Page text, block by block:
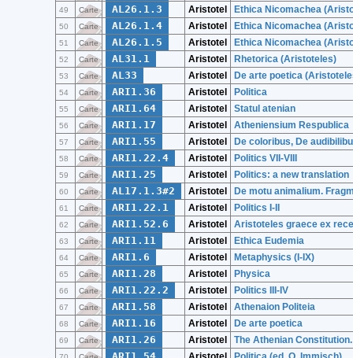
49 Carte AL26.1.3 Aristotel Ethica Nicomachea
50 Carte AL26.1.4 Aristotel Ethica Nicomachea
51 Carte AL26.1.5 Aristotel Ethica Nicomachea
52 Carte AL31.1 Aristotel Rhetorica (Aristoteles)
53 Carte AL33 Aristotel De arte poetica
54 Carte ARI1.36 Aristotel Politica
55 Carte ARI1.64 Aristotel Statul atenian
56 Carte ARI1.17 Aristotel Atheniensium Respublica
57 Carte ARI1.55 Aristotel De coloribus, De
58 Carte ARI1.22.4 Aristotel Politics VII-VIII
59 Carte ARI1.25 Aristotel Politics: a new translation
60 Carte AL17.1.3#2 Aristotel De motu animalium.
61 Carte ARI1.22.1 Aristotel Politics I-II
62 Carte ARI1.52.6 Aristotel Aristoteles graece ex
63 Carte ARI1.11 Aristotel Ethica Eudemia
64 Carte ARI1.6 Aristotel Metaphysics (I-IX)
65 Carte ARI1.28 Aristotel Physica
66 Carte ARI1.22.2 Aristotel Politics III-IV
67 Carte ARI1.58 Aristotel Athenaion Politeia
68 Carte ARI1.16 Aristotel De arte poetica
69 Carte ARI1.26 Aristotel The Athenian